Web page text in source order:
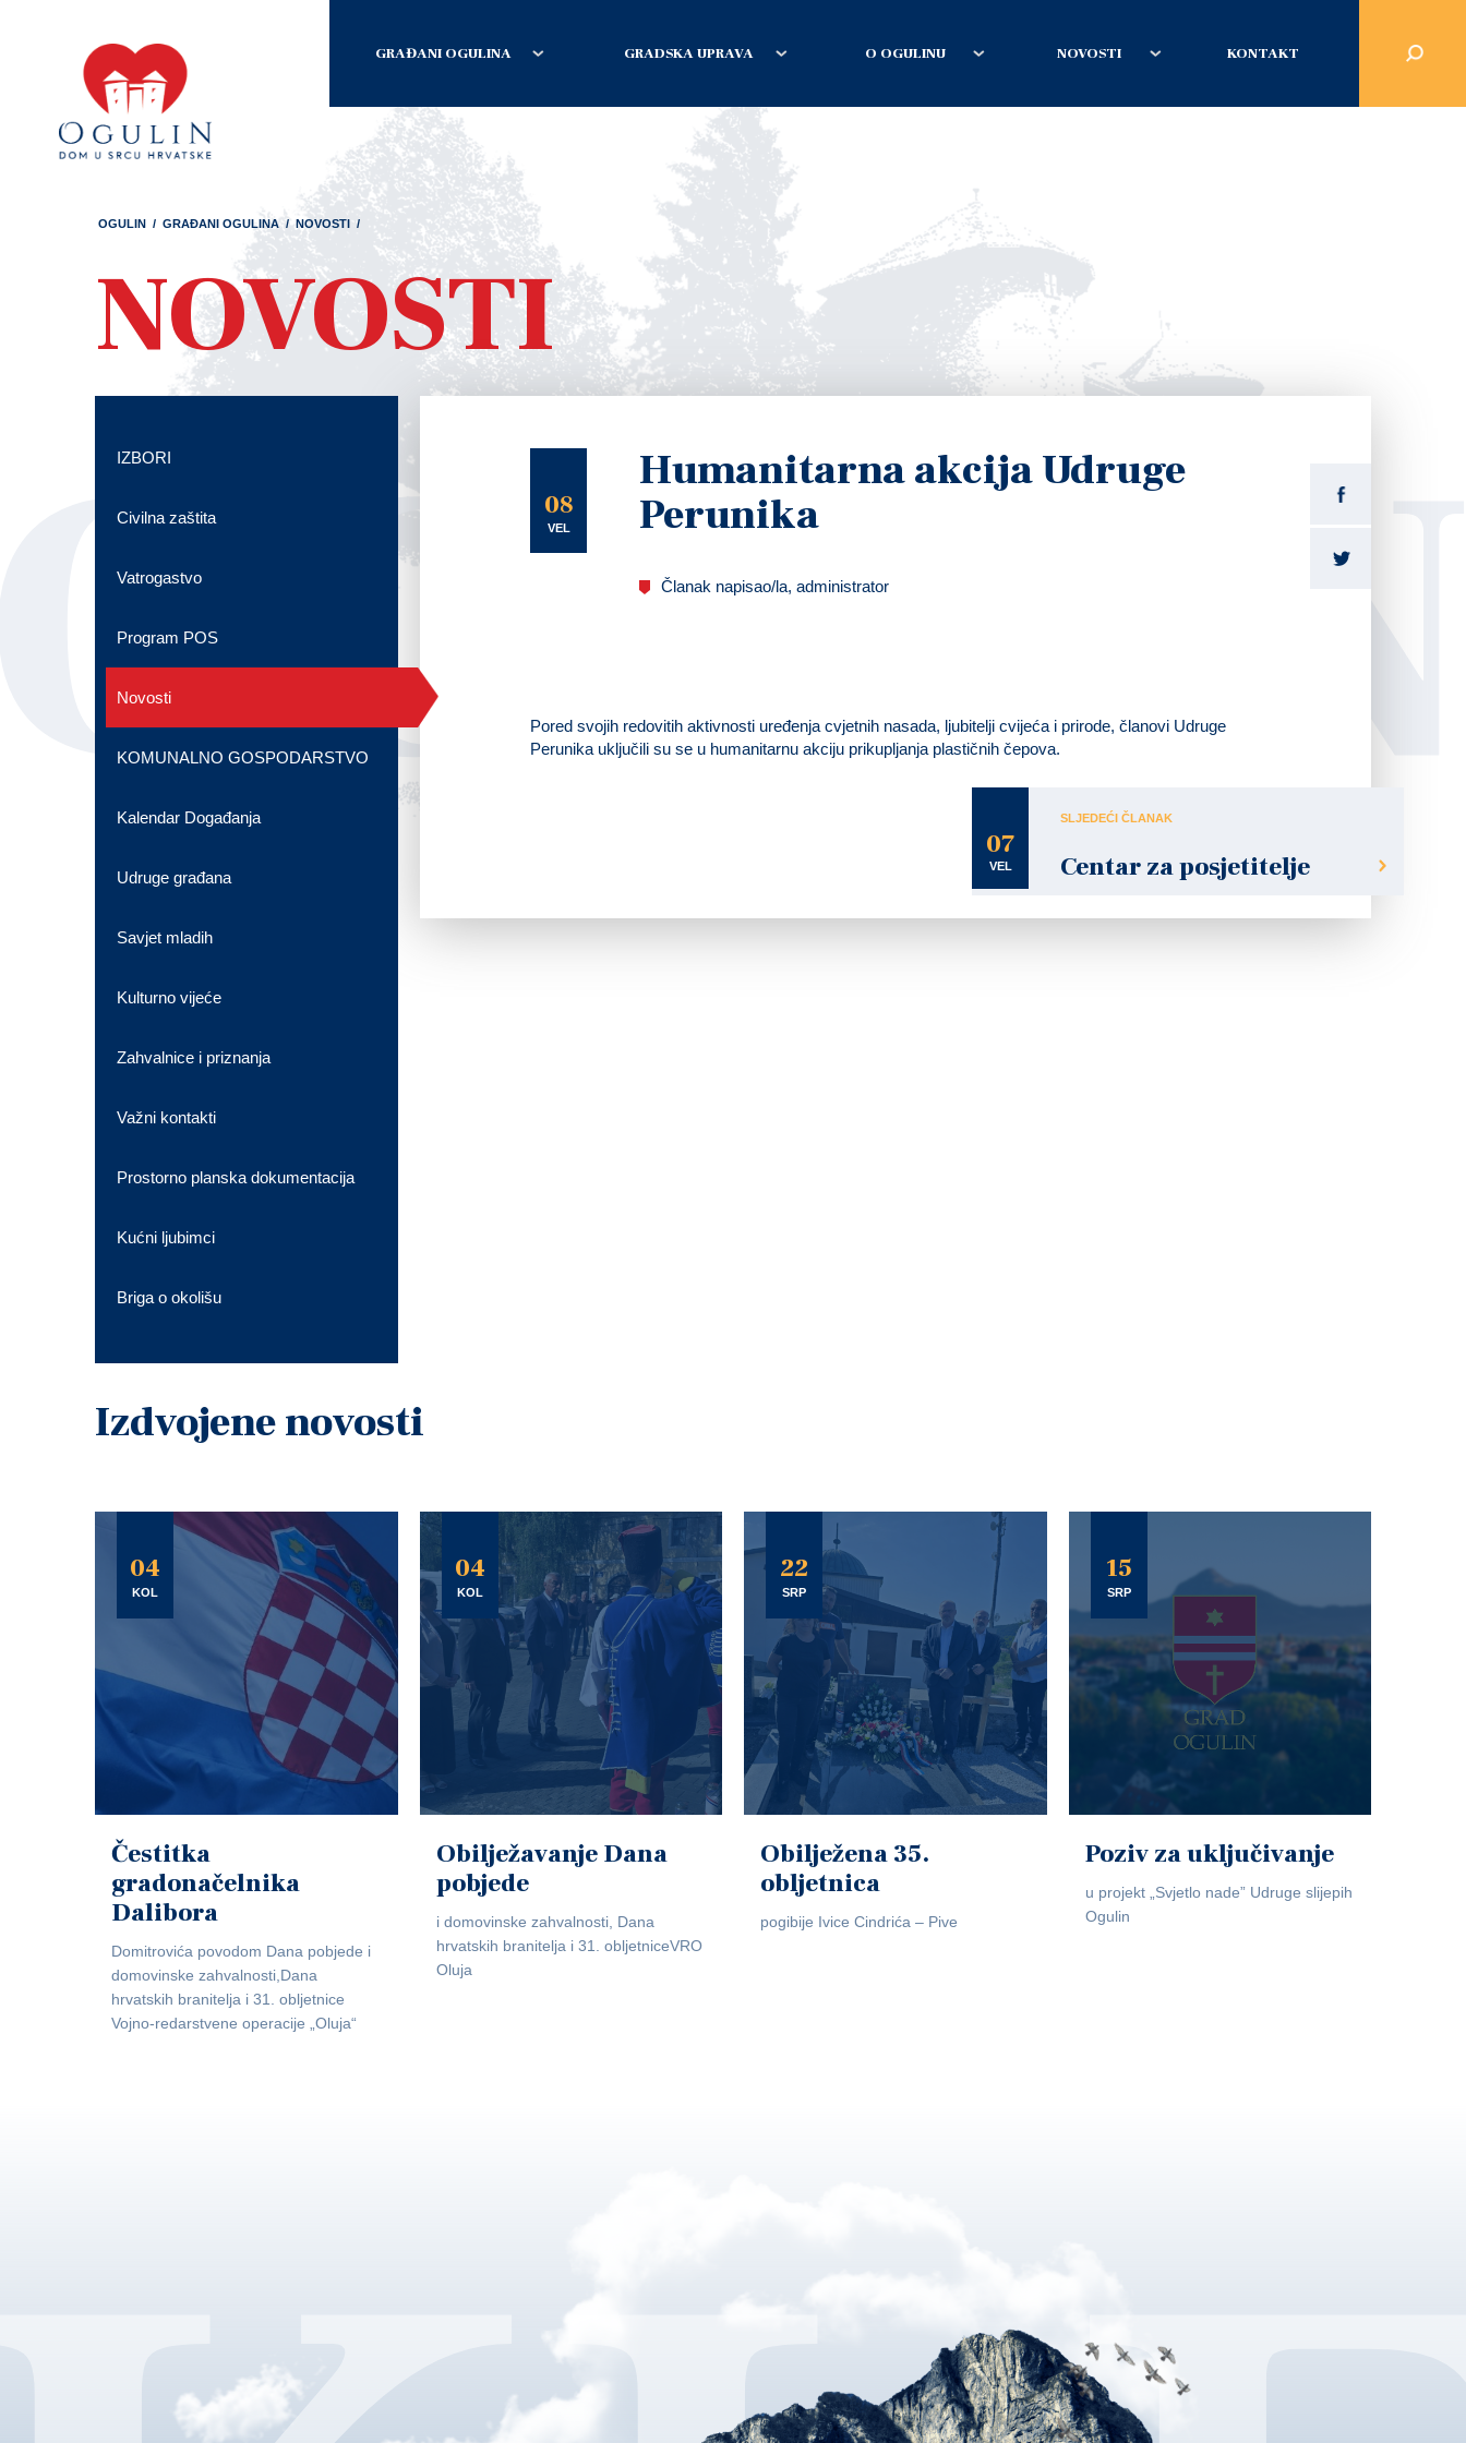
GRAĐANI OGULINA GRADSKA UPRAVA O OGULINU NOVOSTI KONTAKT
OGULIN / GRAĐANI OGULINA / NOVOSTI /
NOVOSTI
08
VEL
Humanitarna akcija Udruge
Perunika
Članak napisao/la, administrator
Pored svojih redovitih aktivnosti uređenja cvjetnih nasada, ljubitelji cvijeća i prirode, članovi Udruge
Perunika uključili su se u humanitarnu akciju prikupljanja plastičnih čepova.
07
VEL
SLJEDEĆI ČLANAK
Centar za posjetitelje
IZBORI
Civilna zaštita
Vatrogastvo
Program POS
Novosti
KOMUNALNO GOSPODARSTVO
Kalendar Događanja
Udruge građana
Savjet mladih
Kulturno vijeće
Zahvalnice i priznanja
Važni kontakti
Prostorno planska dokumentacija
Kućni ljubimci
Briga o okolišu
Izdvojene novosti
04
KOL
Čestitka
gradonačelnika
Dalibora
Domitrovića povodom Dana pobjede i
domovinske zahvalnosti,Dana
hrvatskih branitelja i 31. obljetnice
Vojno-redarstvene operacije „Oluja“
04
KOL
Obilježavanje Dana
pobjede
i domovinske zahvalnosti, Dana
hrvatskih branitelja i 31. obljetniceVRO
Oluja
22
SRP
Obilježena 35.
obljetnica
pogibije Ivice Cindrića – Pive
15
SRP
Poziv za uključivanje
u projekt „Svjetlo nade” Udruge slijepih
Ogulin